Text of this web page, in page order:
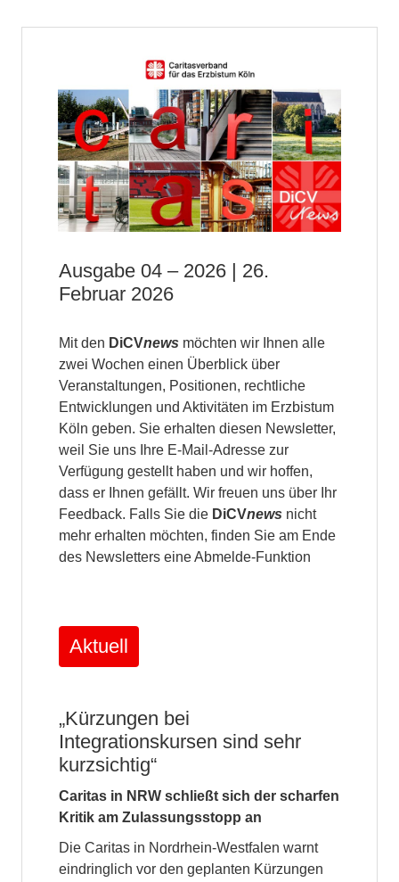
Ausgabe 04 – 2026 | 26.
Februar 2026
Mit den DiCVnews möchten wir Ihnen alle
zwei Wochen einen Überblick über
Veranstaltungen, Positionen, rechtliche
Entwicklungen und Aktivitäten im Erzbistum
Köln geben. Sie erhalten diesen Newsletter,
weil Sie uns Ihre E-Mail-Adresse zur
Verfügung gestellt haben und wir hoffen,
dass er Ihnen gefällt. Wir freuen uns über Ihr
Feedback. Falls Sie die DiCVnews nicht
mehr erhalten möchten, finden Sie am Ende
des Newsletters eine Abmelde-Funktion
Aktuell
„Kürzungen bei
Integrationskursen sind sehr
kurzsichtig“
Caritas in NRW schließt sich der scharfen
Kritik am Zulassungsstopp an
Die Caritas in Nordrhein-Westfalen warnt
eindringlich vor den geplanten Kürzungen